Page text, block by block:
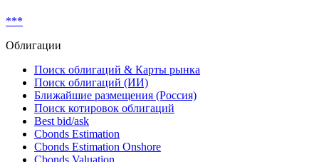
Реструктуризация
Облигации
Поиск облигаций & Карты рынка
Поиск облигаций (ИИ)
Ближайшие размещения (Россия)
Поиск котировок облигаций